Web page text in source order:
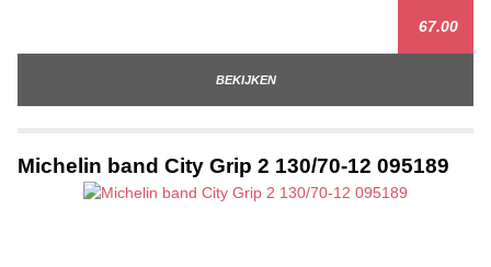
67.00
BEKIJKEN
Michelin band City Grip 2 130/70-12 095189